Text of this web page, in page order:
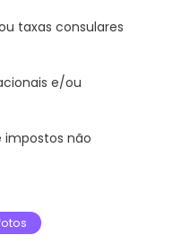
taxas consulares
e/ou
impostos não